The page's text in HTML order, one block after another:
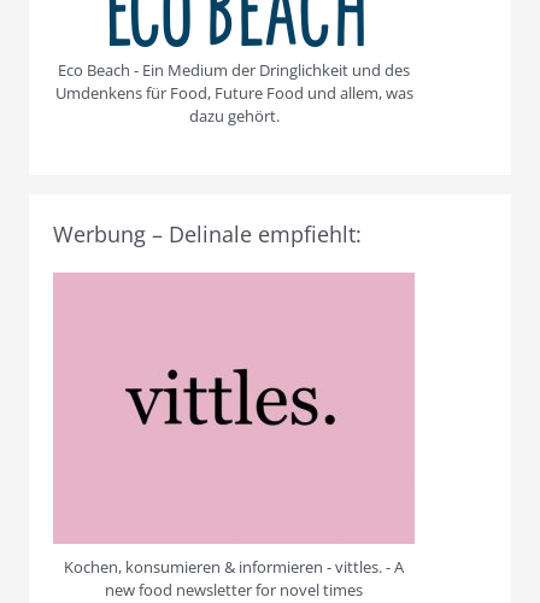
Eco Beach - Ein Medium der Dringlichkeit und des
Umdenkens für Food, Future Food und allem, was
dazu gehört.
Werbung – Delinale empfiehlt:
Kochen, konsumieren & informieren - vittles. - A
new food newsletter for novel times